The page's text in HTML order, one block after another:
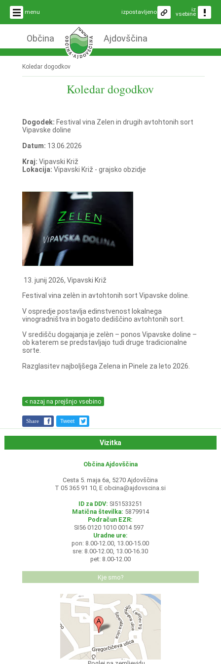
menu iz
vsebine
izpostavljeno
Občina Ajdovščina
Koledar dogodkov
Koledar dogodkov
Dogodek: Festival vina Zelen in drugih avtohtonih sort
Vipavske doline
Datum: 13.06.2026
Kraj: Vipavski Križ
Lokacija: Vipavski Križ - grajsko obzidje
13. junij 2026, Vipavski Križ
Festival vina zelèn in avtohtonih sort Vipavske doline.
V ospredje postavlja edinstvenost lokalnega
vinogradništva in bogato dediščino avtohtonih sort.
V središču dogajanja je zelèn – ponos Vipavske doline –
ob katerem se predstavljajo tudi druge tradicionalne
sorte.
Razglasitev najboljšega Zelena in Pinele za leto 2026.
< nazaj na prejšnjo vsebino
Share Tweet
Vizitka
Občina Ajdovščina
Cesta 5. maja 6a, 5270 Ajdovščina
T 05 365 91 10, E obcina@ajdovscina.si
ID za DDV: SI51533251
Matična številka: 5879914
Podračun EZR:
SI56 0120 1010 0014 597
Uradne ure:
pon: 8.00-12.00, 13.00-15.00
sre: 8.00-12.00, 13.00-16.30
pet: 8.00-12.00
Kje smo?